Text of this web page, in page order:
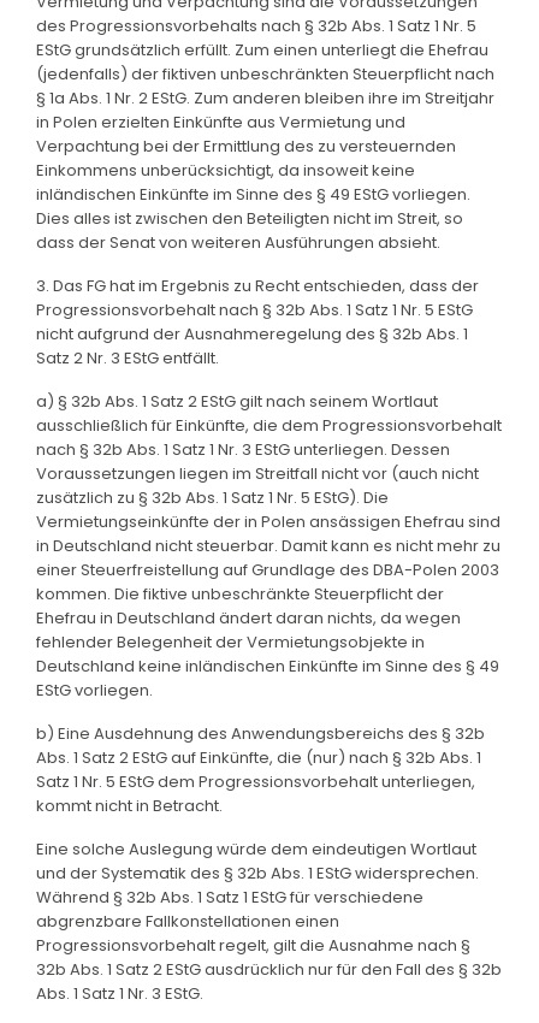
des Progressionsvorbehalts nach § 32b Abs. 1 Satz 1 Nr. 5
EStG grundsätzlich erfüllt. Zum einen unterliegt die Ehefrau
(jedenfalls) der fiktiven unbeschränkten Steuerpflicht nach
§ 1a Abs. 1 Nr. 2 EStG. Zum anderen bleiben ihre im Streitjahr
in Polen erzielten Einkünfte aus Vermietung und
Verpachtung bei der Ermittlung des zu versteuernden
Einkommens unberücksichtigt, da insoweit keine
inländischen Einkünfte im Sinne des § 49 EStG vorliegen.
Dies alles ist zwischen den Beteiligten nicht im Streit, so
dass der Senat von weiteren Ausführungen absieht.
3. Das FG hat im Ergebnis zu Recht entschieden, dass der
Progressionsvorbehalt nach § 32b Abs. 1 Satz 1 Nr. 5 EStG
nicht aufgrund der Ausnahmeregelung des § 32b Abs. 1
Satz 2 Nr. 3 EStG entfällt.
a) § 32b Abs. 1 Satz 2 EStG gilt nach seinem Wortlaut
ausschließlich für Einkünfte, die dem Progressionsvorbehalt
nach § 32b Abs. 1 Satz 1 Nr. 3 EStG unterliegen. Dessen
Voraussetzungen liegen im Streitfall nicht vor (auch nicht
zusätzlich zu § 32b Abs. 1 Satz 1 Nr. 5 EStG). Die
Vermietungseinkünfte der in Polen ansässigen Ehefrau sind
in Deutschland nicht steuerbar. Damit kann es nicht mehr zu
einer Steuerfreistellung auf Grundlage des DBA-Polen 2003
kommen. Die fiktive unbeschränkte Steuerpflicht der
Ehefrau in Deutschland ändert daran nichts, da wegen
fehlender Belegenheit der Vermietungsobjekte in
Deutschland keine inländischen Einkünfte im Sinne des § 49
EStG vorliegen.
b) Eine Ausdehnung des Anwendungsbereichs des § 32b
Abs. 1 Satz 2 EStG auf Einkünfte, die (nur) nach § 32b Abs. 1
Satz 1 Nr. 5 EStG dem Progressionsvorbehalt unterliegen,
kommt nicht in Betracht.
Eine solche Auslegung würde dem eindeutigen Wortlaut
und der Systematik des § 32b Abs. 1 EStG widersprechen.
Während § 32b Abs. 1 Satz 1 EStG für verschiedene
abgrenzbare Fallkonstellationen einen
Progressionsvorbehalt regelt, gilt die Ausnahme nach §
32b Abs. 1 Satz 2 EStG ausdrücklich nur für den Fall des § 32b
Abs. 1 Satz 1 Nr. 3 EStG.